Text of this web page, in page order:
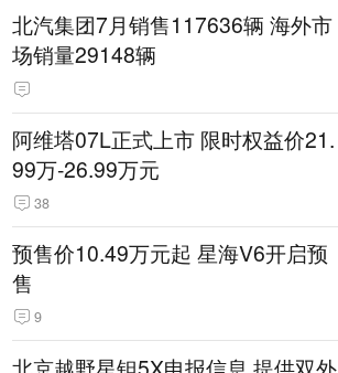
北汽集团7月销售117636辆 海外市
场销量29148辆
阿维塔07L正式上市 限时权益价21.
99万-26.99万元
38
预售价10.49万元起 星海V6开启预
售
9